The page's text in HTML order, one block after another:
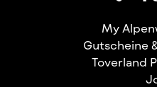
My
Gutscheine
Toverland